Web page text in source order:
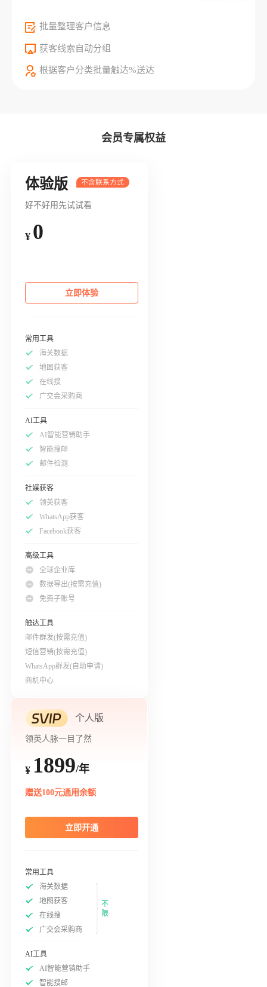
批量整理客户信息
获客线索自动分组
根据客户分类批量触达%送达
会员专属权益
体验版
好不好用先试试看
¥ 0
立即体验
常用工具
海关数据
地图获客
在线搜
广交会采购商
AI工具
AI智能营销助手
智能搜邮
邮件检测
社媒获客
领英获客
WhatsApp获客
Facebook获客
高级工具
全球企业库
数据导出(按需充值)
免费子账号
触达工具
邮件群发(按需充值)
短信营销(按需充值)
WhatsApp群发(自助申请)
商机中心
个人版
领英人脉一目了然
¥ 1899/年
赠送100元通用余额
立即开通
常用工具
海关数据
地图获客
在线搜
广交会采购商
不
限
AI工具
AI智能营销助手
智能搜邮